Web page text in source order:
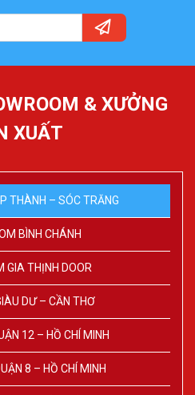
& XƯỞNG
XUẤT
THÀNH – SÓC TRĂNG
BÌNH CHÁNH
GIA THỊNH DOOR
DƯ – CẦN THƠ
12 – HỒ CHÍ MINH
8 – HỒ CHÍ MINH